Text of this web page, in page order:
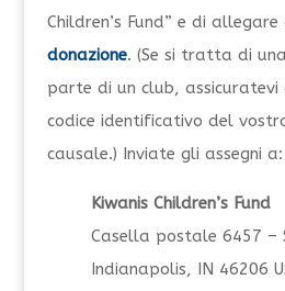
Children’s Fund” e di allegare
donazione. (Se si tratta di
parte di un club, assicuratevi
codice identificativo del
causale.) Inviate gli assegni a:
Kiwanis Children’s Fund
Casella postale 6457 –
Indianapolis, IN 46206